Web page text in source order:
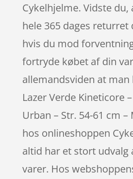
Cykelhjelme. Vidste du,
hele 365 dages returret
hvis du mod
fortryde købet af din
allemandsviden at
Lazer Verde Kineticore
Urban – Str. 54-61 cm
hos onlineshoppen
altid har et stort
varer. Hos